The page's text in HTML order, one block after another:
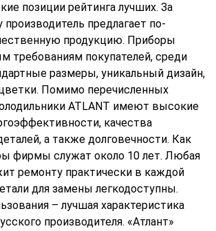
позиции рейтинга лучших. За
предлагает по-
продукцию. Приборы
требованиям покупателей, среди
размеры, уникальный дизайн,
Помимо перечисленных
ATLANT имеют высокие
качества
а также долговечности. Как
фирмы служат около 10 лет. Любая
ремонту практически в каждой
для замены легкодоступны.
– лучшая характеристика
производителя. «Атлант»